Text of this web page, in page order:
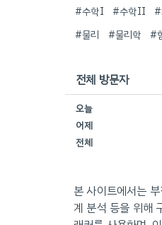
#수학I #수학II
#물리
#물리학 #
전체 방문자
오늘
어제
전체
본 사이트에서는
계 분석 등을 위해